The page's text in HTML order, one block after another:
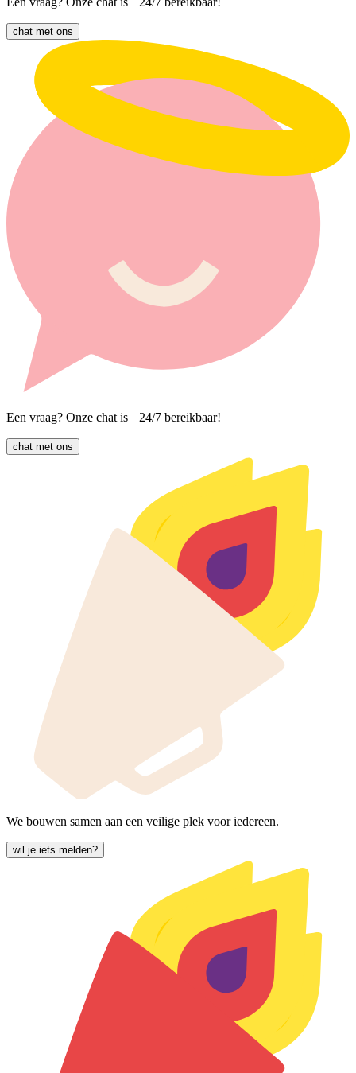
chat met ons
Een vraag? Onze chat is 24/7 bereikbaar!
chat met ons
We bouwen samen aan een veilige plek voor iedereen.
wil je iets melden?